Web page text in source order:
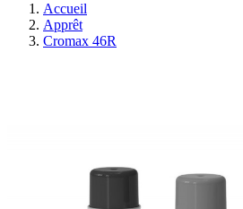
Accueil
Apprêt
Cromax 46R